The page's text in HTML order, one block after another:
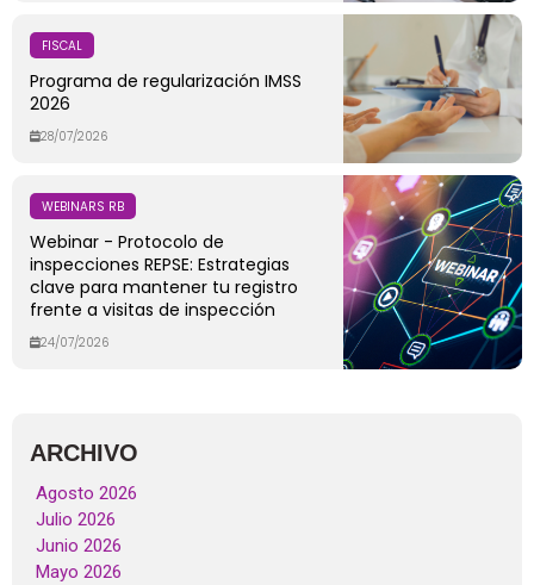
FISCAL
Programa de regularización IMSS
2026
28/07/2026
WEBINARS RB
Webinar - Protocolo de
inspecciones REPSE: Estrategias
clave para mantener tu registro
frente a visitas de inspección
24/07/2026
ARCHIVO
Agosto 2026
Julio 2026
Junio 2026
Mayo 2026